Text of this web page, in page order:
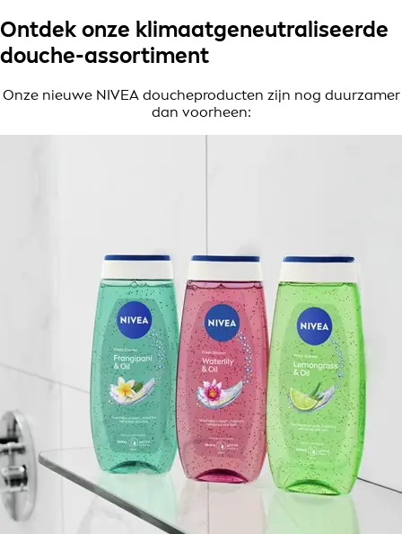
Ontdek onze klimaatgeneutraliseerde
douche-assortiment
Onze nieuwe NIVEA doucheproducten zijn nog duurzamer
dan voorheen: